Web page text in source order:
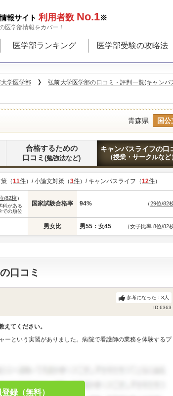
報サイト 利用者数 No.1※
医学部情報をカバー！
医学部ランキング 医学部受験の攻略法
学医学部
弘前大学医学部の口コミ・評判一覧(キャンパ
青森県 国公
合格するための
口コミ (勉強法など)
キャンパスライフの口
（授業・サークルなど）
（11件）/ 小論文対策（3件）/ キャンパスライフ（12件）
/82校）
科がある
での順位
国家試験合格率 94% （29位/82
男女比 男55：女45 （女子比率 8位/82
口コミ
ID:6363
参考になった： 3 人
てください。
ーという実習がありました。病院で看護師の業務を体験するプ
録（無料）